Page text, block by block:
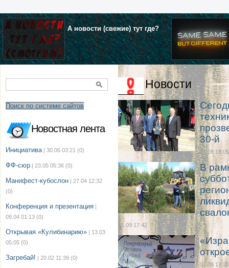
А новости (свежие) тут где?
Поиск по системе сайтов
Новостная лента
Инициатива | 30.06 03:21 (0)
ФФ-сюр | 23.05 05:36 (0)
Манифест-кубослон | 27.04 12:32
(0)
Конференция и презентация |
09.04 01:13 (0)
Открывая «Кулибинарию» | 13.03
05:05 (0)
Загребай! | 20.02 11:39 (0)
Новости
30-й
01.09 18:06
В
01.09 17:42
01.09 17:38